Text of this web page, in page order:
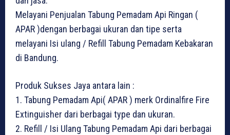
Melayani Penjualan Tabung Pemadam Api Ringan (
APAR )dengan berbagai ukuran dan tipe serta
melayani Isi ulang / Refill Tabung Pemadam Kebakaran
di Bandung.
Produk Sukses Jaya antara lain :
1. Tabung Pemadam Api( APAR ) merk Ordinalfire Fire
Extinguisher dari berbagai type dan ukuran.
2. Refill / Isi Ulang Tabung Pemadam Api dari berbagai